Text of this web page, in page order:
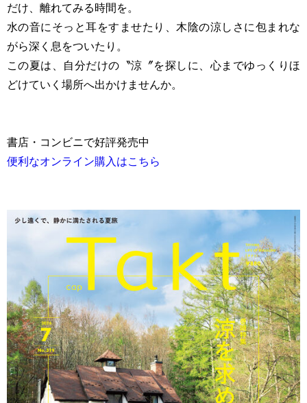
だけ、離れてみる時間を。
水の音にそっと耳をすませたり、木陰の涼しさに包まれな
がら深く息をついたり。
この夏は、自分だけの〝涼〞を探しに、心までゆっくりほ
どけていく場所へ出かけませんか。
書店・コンビニで好評発売中
便利なオンライン購入はこちら